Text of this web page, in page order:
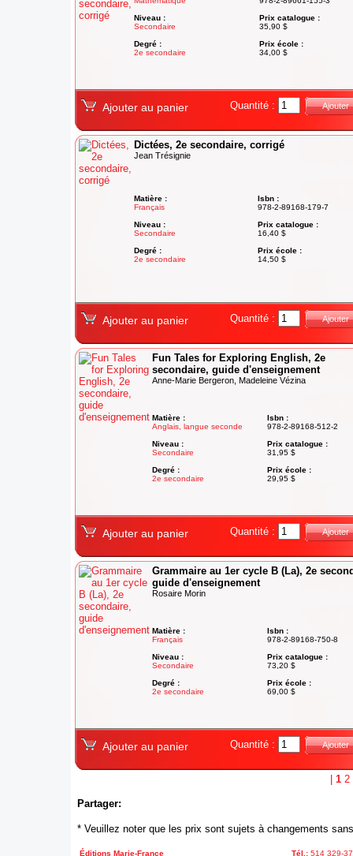
Niveau :
Secondaire
Degré :
2e secondaire
Prix catalogue :
35,90 $
Prix école :
34,00 $
Ajouter au panier Quantité : Ajouter
Dictées, 2e secondaire, corrigé
Jean Trésignie
Matière :
Français
Niveau :
Secondaire
Degré :
2e secondaire
Isbn :
978-2-89168-179-7
Prix catalogue :
16,40 $
Prix école :
14,50 $
Ajouter au panier Quantité : Ajouter
Fun Tales for Exploring English, 2e
secondaire, guide d'enseignement
Anne-Marie Bergeron, Madeleine Vézina
Matière :
Anglais, langue seconde
Niveau :
Secondaire
Degré :
2e secondaire
Isbn :
978-2-89168-512-2
Prix catalogue :
31,95 $
Prix école :
29,95 $
Ajouter au panier Quantité : Ajouter
Grammaire au 1er cycle B (La), 2e
guide d'enseignement
Rosaire Morin
Matière :
Français
Niveau :
Secondaire
Degré :
2e secondaire
Isbn :
978-2-89168-750-8
Prix catalogue :
73,20 $
Prix école :
69,00 $
Ajouter au panier Quantité : Ajouter
1 2
Partager:
* Veuillez noter que les prix sont sujets à changements
Éditions Marie-France Tél.: 514 329-